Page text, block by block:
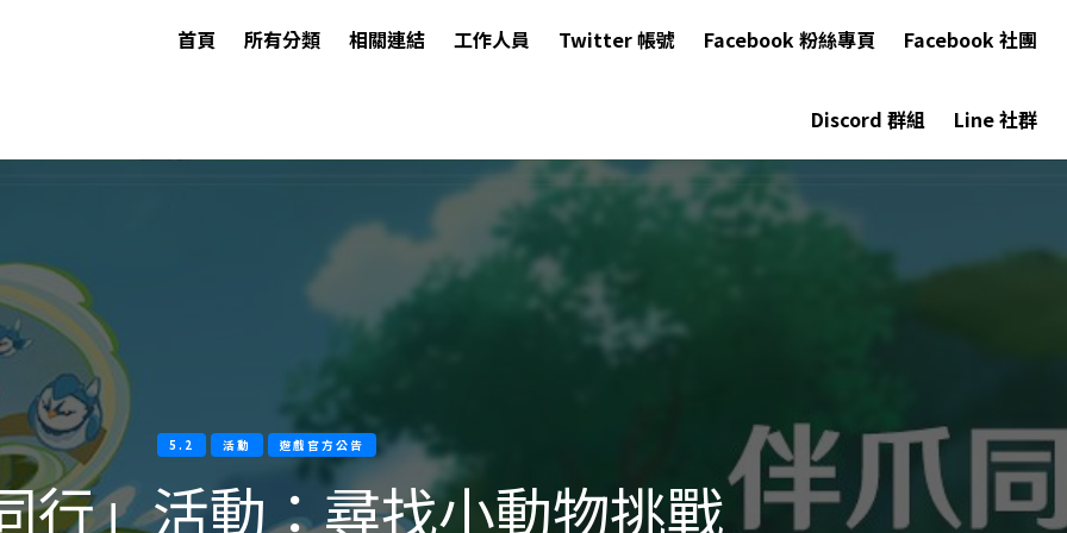
首頁 所有分類 相關連結 工作人員 Twitter 帳號 Facebook 粉絲專頁 Facebook 社團
Discord 群組 Line 社群
5.2 活動 遊戲官方公告
行」活動：尋找小動物挑戰